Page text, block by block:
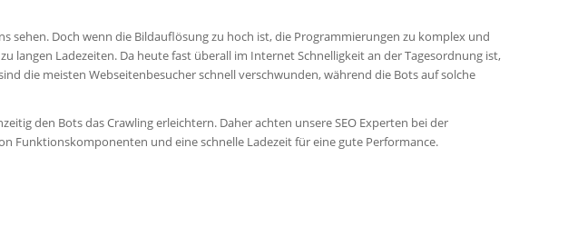
sehen. Doch wenn die Bildauflösung zu hoch ist, die Programmierungen zu komplex und
Ladezeiten. Da heute fast überall im Internet Schnelligkeit an der Tagesordnung ist,
die meisten Webseitenbesucher schnell verschwunden, während die Bots auf solche
den Bots das Crawling erleichtern. Daher achten unsere SEO Experten bei der
Funktionskomponenten und eine schnelle Ladezeit für eine gute Performance.